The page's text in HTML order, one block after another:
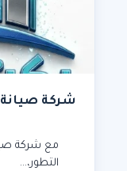
شركة صيانة
مع شركة
التطور،…